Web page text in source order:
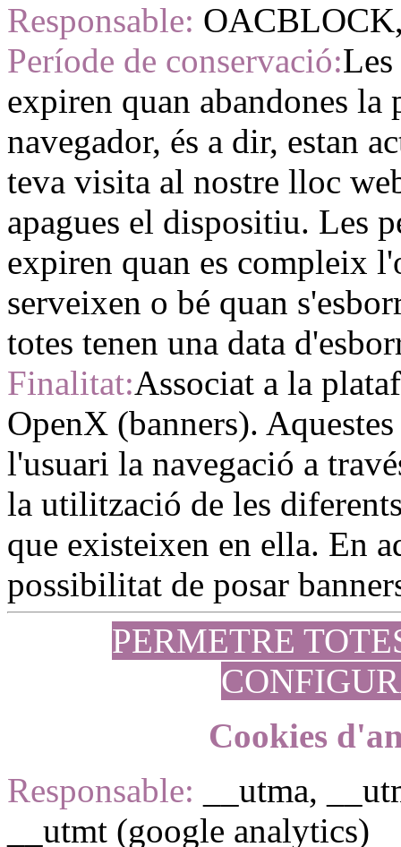
Responsable:
Període de conservació:Les
expiren quan abandones la
navegador, és a dir, estan
teva visita al nostre lloc
apagues el dispositiu. Les
expiren quan es compleix
serveixen o bé quan
totes tenen una data
Finalitat:Associat a la
OpenX (banners).
l'usuari la navegació a
la utilització de les
que existeixen en ella. En
possibilitat de posar
PERMETRE
Cookies
Responsable: __utma,
__utmt (google analytics)